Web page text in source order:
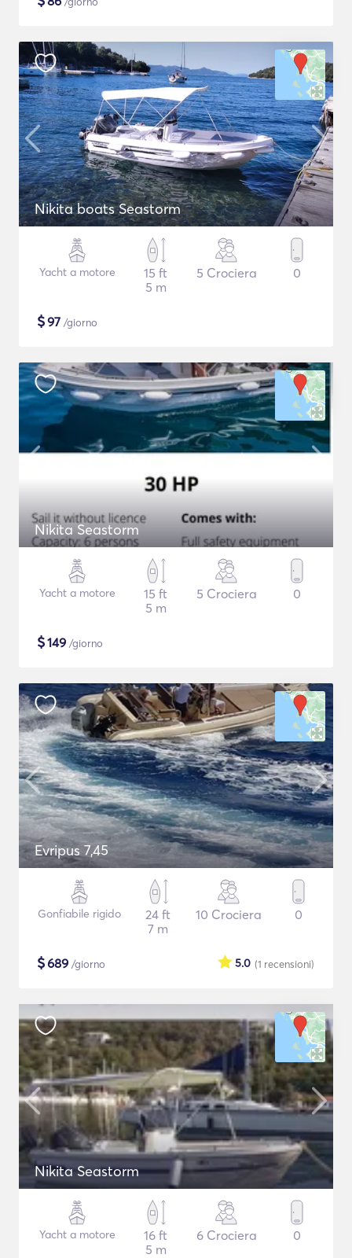
Nikita boats Seastorm
Yacht a motore
15 ft
5 m
5 Crociera 0
$97 /giorno
Nikita Seastorm
Yacht a motore
15 ft
5 m
5 Crociera 0
$149 /giorno
Evripus 7,45
Gonfiabile rigido
24 ft
7 m
10 Crociera 0
$689 /giorno (1 recensioni)
5.0
Nikita Seastorm
Yacht a motore
16 ft
5 m
6 Crociera 0